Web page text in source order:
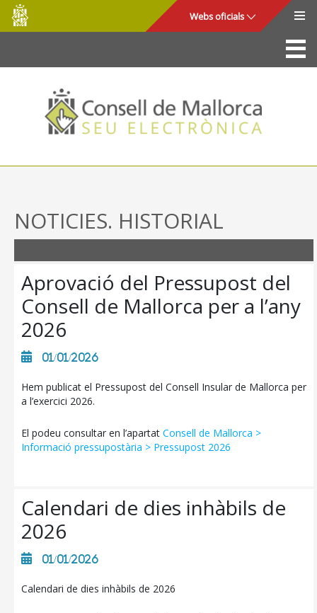
Salta al contingut principal
Consell
de
Mallorca
Webs oficials
La Seu
Consell de Mallorca
Accés i seguretat
Utilitats
Mapa web
NOTICIES. HISTORIAL
Aprovació del Pressupost del
Consell de Mallorca per a l’any
2026
01/01/2026
Hem publicat el Pressupost del Consell Insular de Mallorca per
a l’exercici 2026.
El podeu consultar en l’apartat Consell de Mallorca >
Informació pressupostària > Pressupost 2026
Calendari de dies inhàbils de
2026
01/01/2026
Calendari de dies inhàbils de 2026